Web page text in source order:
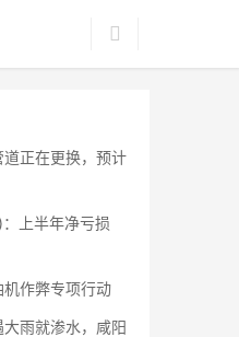
正在更换，预计
上半年净亏损
作弊专项行动
大雨就渗水，咸阳